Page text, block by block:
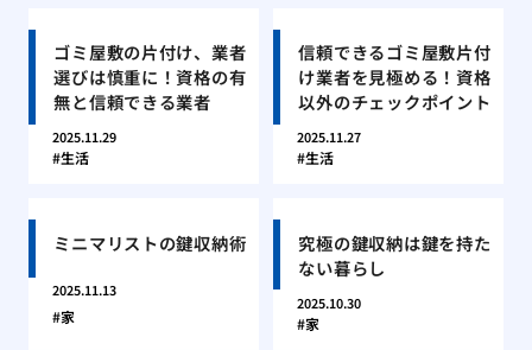
ゴミ屋敷の片付け、業者
選びは慎重に！資格の有
無と信頼できる業者
2025.11.29
生活
信頼できるゴミ屋敷片付
け業者を見極める！資格
以外のチェックポイント
2025.11.27
生活
ミニマリストの鍵収納術
2025.11.13
家
究極の鍵収納は鍵を持た
ない暮らし
2025.10.30
家